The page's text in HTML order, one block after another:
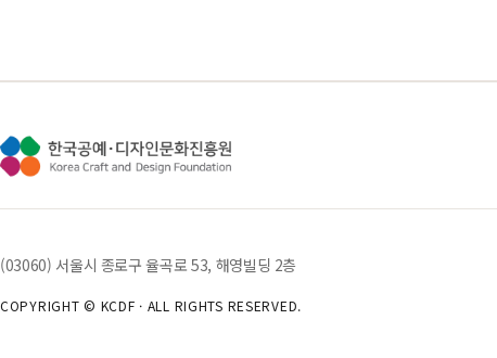
(03060) 서울시 종로구 율곡로 53, 해영빌딩 2층
COPYRIGHT © KCDF · ALL RIGHTS RESERVED.